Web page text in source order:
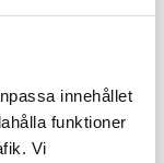
innehållet
funktioner
Vi